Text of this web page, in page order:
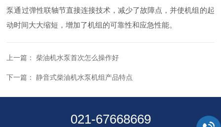
泵通过弹性联轴节直接连接技术，减少了故障点，并使机组的起
动时间大大缩短，增加了机组的可靠性和应急性能。
上一篇： 柴油机水泵首次怎么操作好
下一篇：静音式柴油机水泵机组产品特点
021-67668669